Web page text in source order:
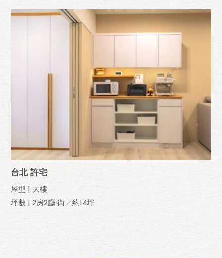
台北 許宅
屋型 | 大樓
坪數 | 2房2廳1衛╱約14坪